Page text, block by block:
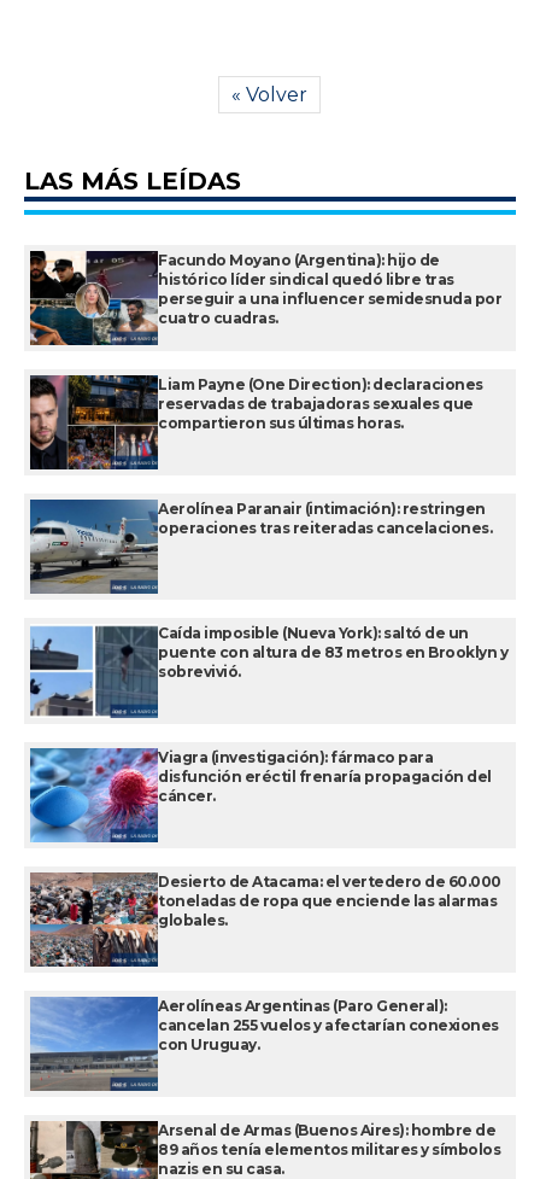
« Volver
LAS MÁS LEÍDAS
Facundo Moyano (Argentina): hijo de
histórico líder sindical quedó libre tras
perseguir a una influencer semidesnuda por
cuatro cuadras.
Liam Payne (One Direction): declaraciones
reservadas de trabajadoras sexuales que
compartieron sus últimas horas.
Aerolínea Paranair (intimación): restringen
operaciones tras reiteradas cancelaciones.
Caída imposible (Nueva York): saltó de un
puente con altura de 83 metros en Brooklyn y
sobrevivió.
Viagra (investigación): fármaco para
disfunción eréctil frenaría propagación del
cáncer.
Desierto de Atacama: el vertedero de 60.000
toneladas de ropa que enciende las alarmas
globales.
Aerolíneas Argentinas (Paro General):
cancelan 255 vuelos y afectarían conexiones
con Uruguay.
Arsenal de Armas (Buenos Aires): hombre de
89 años tenía elementos militares y símbolos
nazis en su casa.